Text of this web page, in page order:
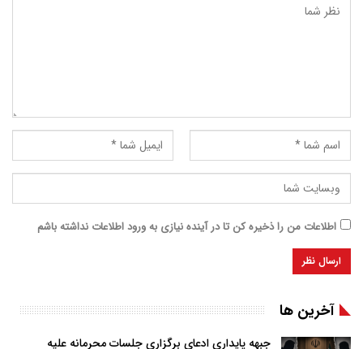
اطلاعات من را ذخیره کن تا در آینده نیازی به ورود اطلاعات نداشته باشم
آخرین ها
جبهه پایداری ادعای برگزاری جلسات محرمانه علیه